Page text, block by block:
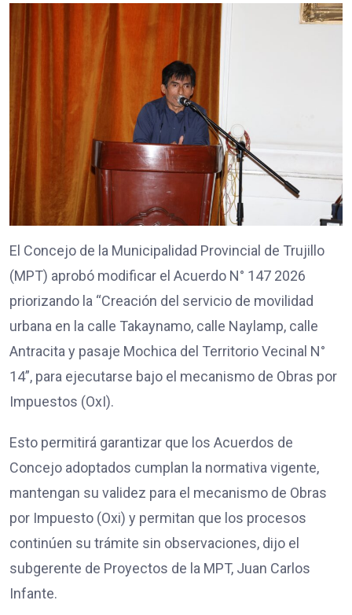
El Concejo de la Municipalidad Provincial de Trujillo
(MPT) aprobó modificar el Acuerdo N° 147 2026
priorizando la “Creación del servicio de movilidad
urbana en la calle Takaynamo, calle Naylamp, calle
Antracita y pasaje Mochica del Territorio Vecinal N°
14”, para ejecutarse bajo el mecanismo de Obras por
Impuestos (OxI).
Esto permitirá garantizar que los Acuerdos de
Concejo adoptados cumplan la normativa vigente,
mantengan su validez para el mecanismo de Obras
por Impuesto (Oxi) y permitan que los procesos
continúen su trámite sin observaciones, dijo el
subgerente de Proyectos de la MPT, Juan Carlos
Infante.